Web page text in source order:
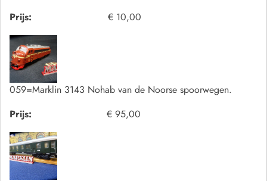
Prijs:
€ 10,00
059=Marklin 3143 Nohab van de Noorse spoorwegen.
Prijs:
€ 95,00